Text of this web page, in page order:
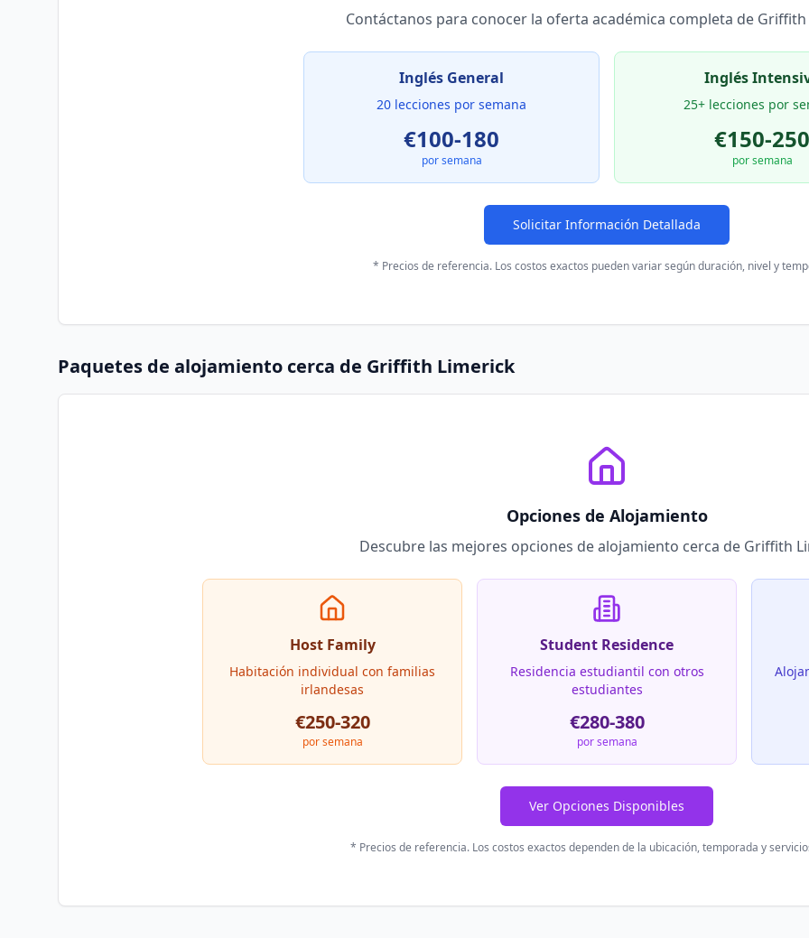
Contáctanos para conocer la oferta académica completa de Griffith
Inglés General
20 lecciones por semana
€100-180
por semana
Inglés
25+ lecciones por
€150-250
por semana
Solicitar Información Detallada
* Precios de referencia. Los costos exactos pueden variar según duración, nivel y
Paquetes de alojamiento cerca de Griffith Limerick
Opciones de Alojamiento
Descubre las mejores opciones de alojamiento cerca de Griffith
Host Family
Habitación individual con familias
irlandesas
€250-320
por semana
Student Residence
Residencia estudiantil con otros
estudiantes
€280-380
por semana
Ver Opciones Disponibles
* Precios de referencia. Los costos exactos dependen de la ubicación, temporada y